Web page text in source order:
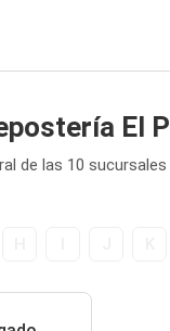
El
de las 10